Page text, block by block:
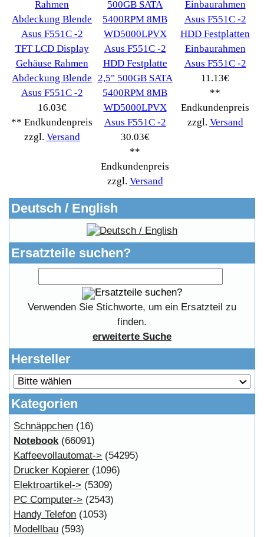
Information
FAQ
Copyright © 2026Myeparts Handel Shop
Ersatzteile Gebrauchte Geldverdienen
Powered by osCommerce